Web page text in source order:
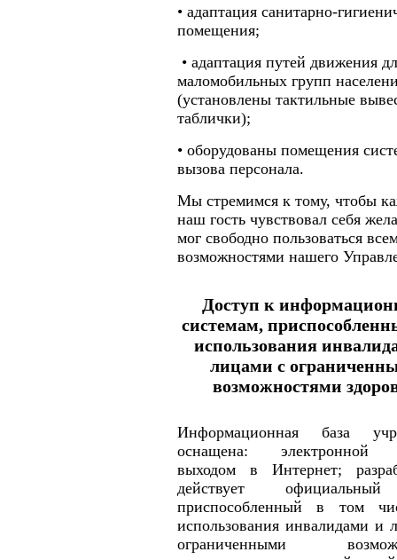
• адаптация санитарно-
помещения;
• адаптация путей движения
маломобильных групп
(установлены тактильные
таблички);
• оборудованы помещения
вызова персонала.
Мы стремимся к тому, чтобы
наш гость чувствовал себя
мог свободно пользоваться
возможностями нашего
Доступ к
системам,
использования
лицами с
возможностями
Информационная база
оснащена: электронной
выходом в Интернет;
действует
приспособленный в том
использования инвалидами и
ограниченными